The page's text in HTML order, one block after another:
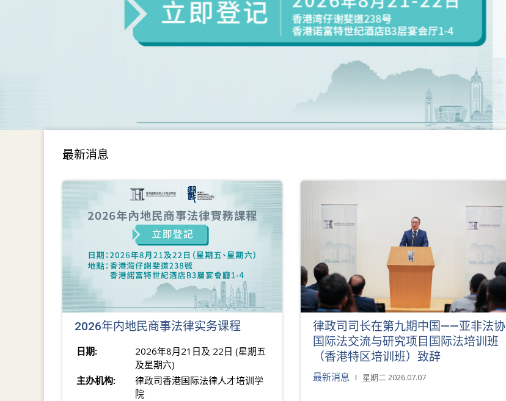
最新消息
2026年内地民商事法律实务课程
日期:
2026年8月21日及 22日 (星期五
及星期六)
主办机构:
律政司香港国际法律人才培训学
院
律政司司长在第九期中国——亚非法协
国际法交流与研究项目国际法培训班
（香港特区培训班）致辞
最新消息 星期二 2026.07.07